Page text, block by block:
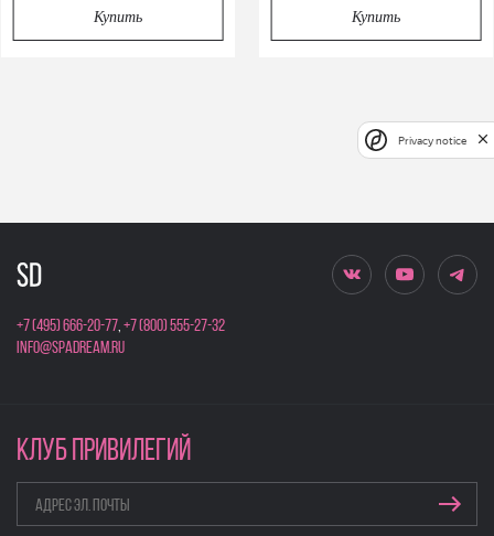
Купить Купить
+7 (495) 666-20-77,+7 (800) 555-27-32
info@spadream.ru
КЛУБ ПРИВИЛЕГИЙ
Privacy notice